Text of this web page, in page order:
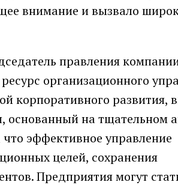
внимание и вызвало
правления
организационного
корпоративного развития,
основанный на тщательном
эффективное управление
целей, сохранения
Предприятия могут